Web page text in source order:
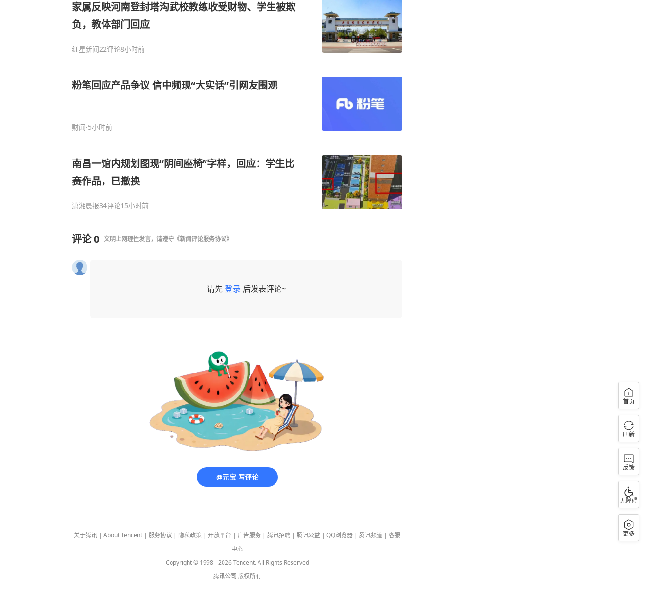
家属反映河南登封塔沟武校教练收受财物、学生被欺
负，教体部门回应
红星新闻22评论8小时前
粉笔回应产品争议 信中频现“大实话”引网友围观
财闻-5小时前
南昌一馆内规划图现“阴间座椅”字样，回应：学生比
赛作品，已撤换
潇湘晨报34评论15小时前
评论0 文明上网理性发言，请遵守 《新闻评论服务协议》
请先 登录 后发表评论~
@元宝 写评论
关于腾讯 | About Tencent | 服务协议 | 隐私政策 | 开放平台 | 广告服务 | 腾讯招聘 | 腾讯公益 | QQ浏览器 | 腾讯频道 | 客服
中心
Copyright © 1998 -2026Tencent. All Rights Reserved
腾讯公司 版权所有
首页
刷新
反馈
无障碍
更多